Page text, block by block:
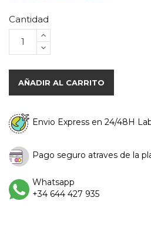
Cantidad
AÑADIR AL CARRITO
Envio Express en 24/48H
Pago seguro atraves de la
Whatsapp
+34 644 427 935